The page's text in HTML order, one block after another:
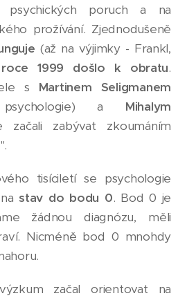
psychických poruch a na
prožívání. Zjednodušeně
(až na výjimky - Frankl,
1999 došlo k obratu.
s Martinem Seligmanem
a Mihalym
začali zabývat zkoumáním
tisíciletí se psychologie
nastav do bodu 0. Bod 0 je
žádnou diagnózu, měli
Nicméně bod 0 mnohdy
začal orientovat na